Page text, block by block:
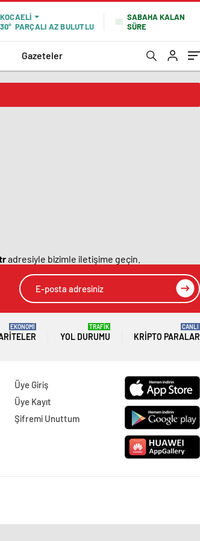
KOCAELI
30° PARÇALI AZ BULUTLU
SABAHA KALAN
SÜRE
Gazeteler
adresiyle bizimle iletişime geçin.
EKONOMİ
YOL DURUMU
TRAFİK
KRIPTO PARALAR
CANLI
Üye Giriş
Üye Kayıt
Şifremi Unuttum